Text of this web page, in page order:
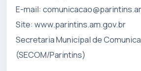
E-mail:
Site: www.parintins.am.gov.br
Secretaria Municipal de
(SECOM/Parintins)